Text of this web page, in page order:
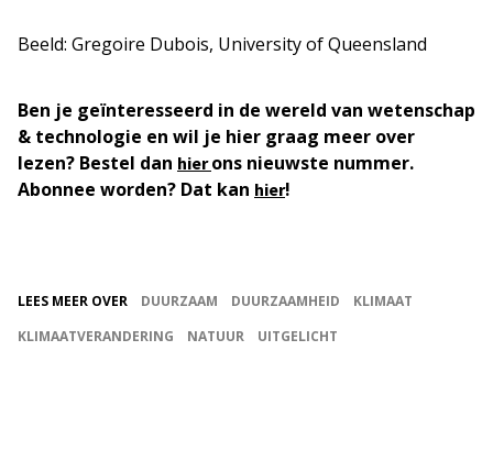
Beeld: Gregoire Dubois, University of Queensland
Ben je geïnteresseerd in de wereld van wetenschap
& technologie en wil je hier graag meer over
lezen? Bestel dan hierons nieuwste nummer.
Abonnee worden? Dat kan hier!
LEES MEER OVER DUURZAAM DUURZAAMHEID
KLIMAAT
KLIMAATVERANDERING
NATUUR UITGELICHT